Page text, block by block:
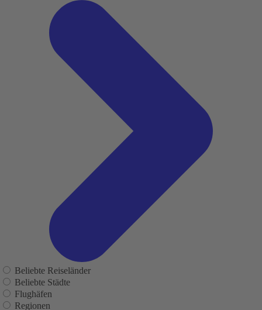
Beliebte Reiseländer
Beliebte Städte
Flughäfen
Regionen